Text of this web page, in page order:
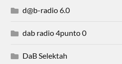
d@b-radio 6.0
dab radio 4punto 0
DaB Selektah